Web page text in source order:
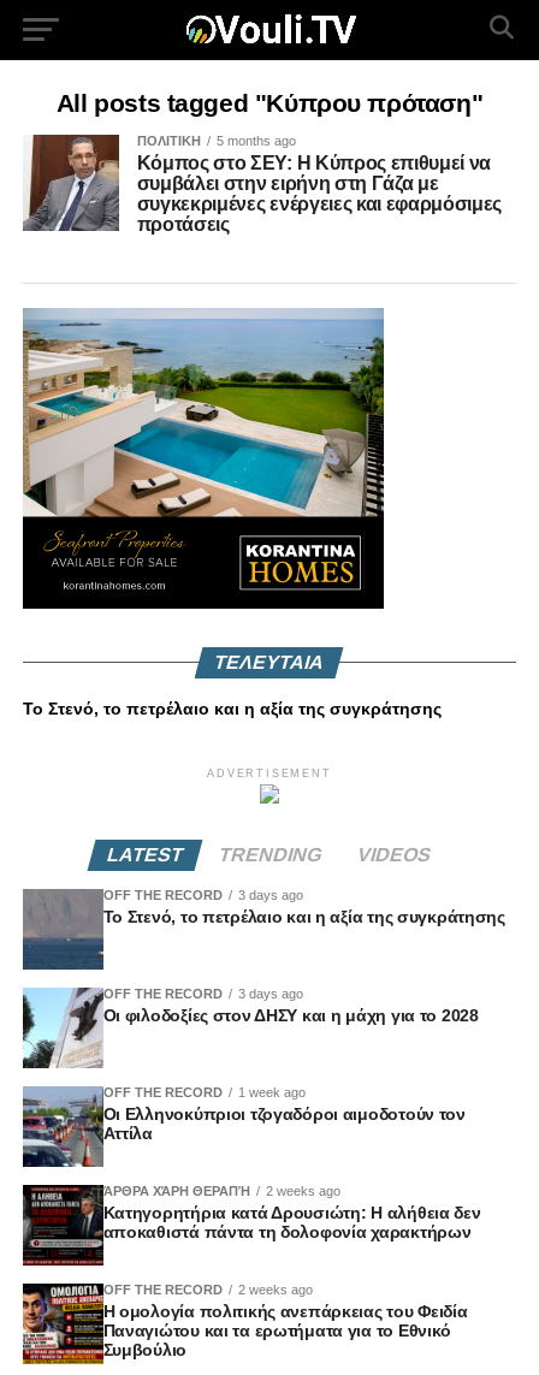
All posts tagged "Κύπρου πρόταση"
ΠΟΛΙΤΙΚΗ 5 months ago
Κόμπος στο ΣΕΥ: Η Κύπρος επιθυμεί να
συμβάλει στην ειρήνη στη Γάζα με
συγκεκριμένες ενέργειες και εφαρμόσιμες
προτάσεις
ΤΕΛΕΥΤΑΙΑ
Το Στενό, το πετρέλαιο και η αξία της συγκράτησης
ADVERTISEMENT
LATEST TRENDING VIDEOS
OFF THE RECORD 3 days ago
Το Στενό, το πετρέλαιο και η αξία της συγκράτησης
OFF THE RECORD 3 days ago
Οι φιλοδοξίες στον ΔΗΣΥ και η μάχη για το 2028
OFF THE RECORD 1 week ago
Οι Ελληνοκύπριοι τζογαδόροι αιμοδοτούν τον
Αττίλα
ΆΡΘΡΑ ΧΆΡΗ ΘΕΡΑΠΉ 2 weeks ago
Κατηγορητήρια κατά Δρουσιώτη: Η αλήθεια δεν
αποκαθιστά πάντα τη δολοφονία χαρακτήρων
OFF THE RECORD 2 weeks ago
Η ομολογία πολιτικής ανεπάρκειας του Φειδία
Παναγιώτου και τα ερωτήματα για το Εθνικό
Συμβούλιο